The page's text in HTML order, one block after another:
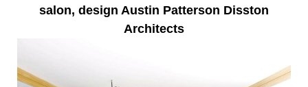
salon, design Austin Patterson Disston
Architects